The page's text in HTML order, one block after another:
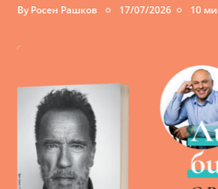
Росен Рашков 17/07/2026 10 мин.